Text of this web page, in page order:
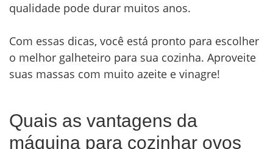
qualidade pode durar muitos anos.
Com essas dicas, você está pronto para escolher
o melhor galheteiro para sua cozinha. Aproveite
suas massas com muito azeite e vinagre!
Quais as vantagens da
máquina para cozinhar ovos